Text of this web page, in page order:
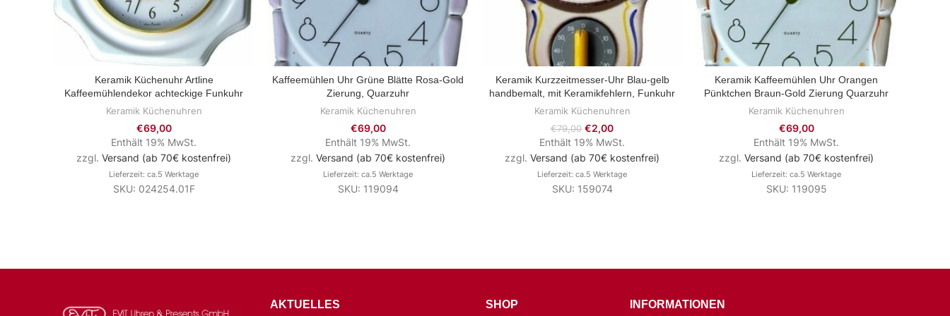
ZUM PRODUKT
Keramik Küchenuhr Artline
Kaffeemühlendekor achteckige Funkuhr
Keramik Küchenuhren
€69,00
Enthält 19% MwSt.
zzgl. Versand (ab 70€ kostenfrei)
Lieferzeit: ca.5 Werktage
SKU: 024254.01F
ZUM PRODUKT
Kaffeemühlen Uhr Grüne Blätte Rosa-Gold
Zierung, Quarzuhr
Keramik Küchenuhren
€69,00
Enthält 19% MwSt.
zzgl. Versand (ab 70€ kostenfrei)
Lieferzeit: ca.5 Werktage
SKU: 119094
ZUM PRODUKT
Keramik Kurzzeitmesser-Uhr Blau-gelb
handbemalt, mit Keramikfehlern, Funkuhr
Keramik Küchenuhren
€79,00 €2,00
Enthält 19% MwSt.
zzgl. Versand (ab 70€ kostenfrei)
Lieferzeit: ca.5 Werktage
SKU: 159074
ZUM PRODUKT
Keramik Kaffeemühlen Uhr Orangen
Pünktchen Braun-Gold Zierung Quarzuhr
Keramik Küchenuhren
€69,00
Enthält 19% MwSt.
zzgl. Versand (ab 70€ kostenfrei)
Lieferzeit: ca.5 Werktage
SKU: 119095
AKTUELLES SHOP INFORMATIONEN